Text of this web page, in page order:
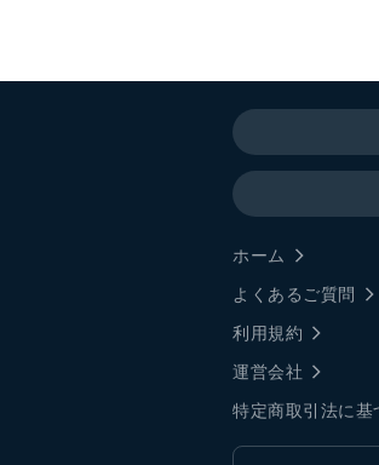
ホーム
よくあるご質問
利用規約
運営会社
特定商取引法に基